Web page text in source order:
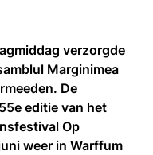
verzorgde
Marginimea
De
editie van het
Op
weer in Warffum